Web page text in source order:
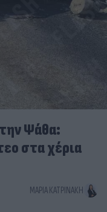
Ψάθα:
στα χέρια
ΜΑΡΊΑ ΚΑΤΡΙΝΆΚΗ